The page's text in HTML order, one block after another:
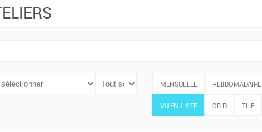
MENSUELLE HEBDOMADAIRE
VU EN LISTE GRID TILE